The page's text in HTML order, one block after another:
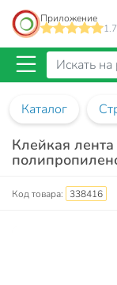
Приложение
Каталог
Клейкая
Код товара: 338416